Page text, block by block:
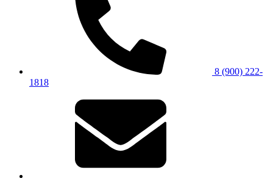
8 (900) 222-
1818